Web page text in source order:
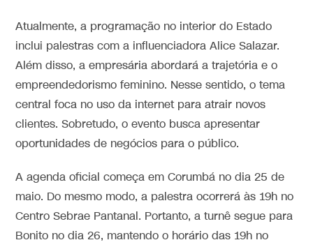
Atualmente, a programação no interior do Estado
inclui palestras com a influenciadora Alice Salazar.
Além disso, a empresária abordará a trajetória e o
empreendedorismo feminino. Nesse sentido, o tema
central foca no uso da internet para atrair novos
clientes. Sobretudo, o evento busca apresentar
oportunidades de negócios para o público.
A agenda oficial começa em Corumbá no dia 25 de
maio. Do mesmo modo, a palestra ocorrerá às 19h no
Centro Sebrae Pantanal. Portanto, a turnê segue para
Bonito no dia 26, mantendo o horário das 19h no